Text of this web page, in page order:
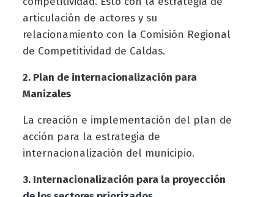
articulación de actores y su
relacionamiento con la Comisión Regional
de Competitividad de Caldas.
2. Plan de internacionalización para
Manizales
La creación e implementación del plan de
acción para la estrategia de
internacionalización del municipio.
3. Internacionalización para la proyección